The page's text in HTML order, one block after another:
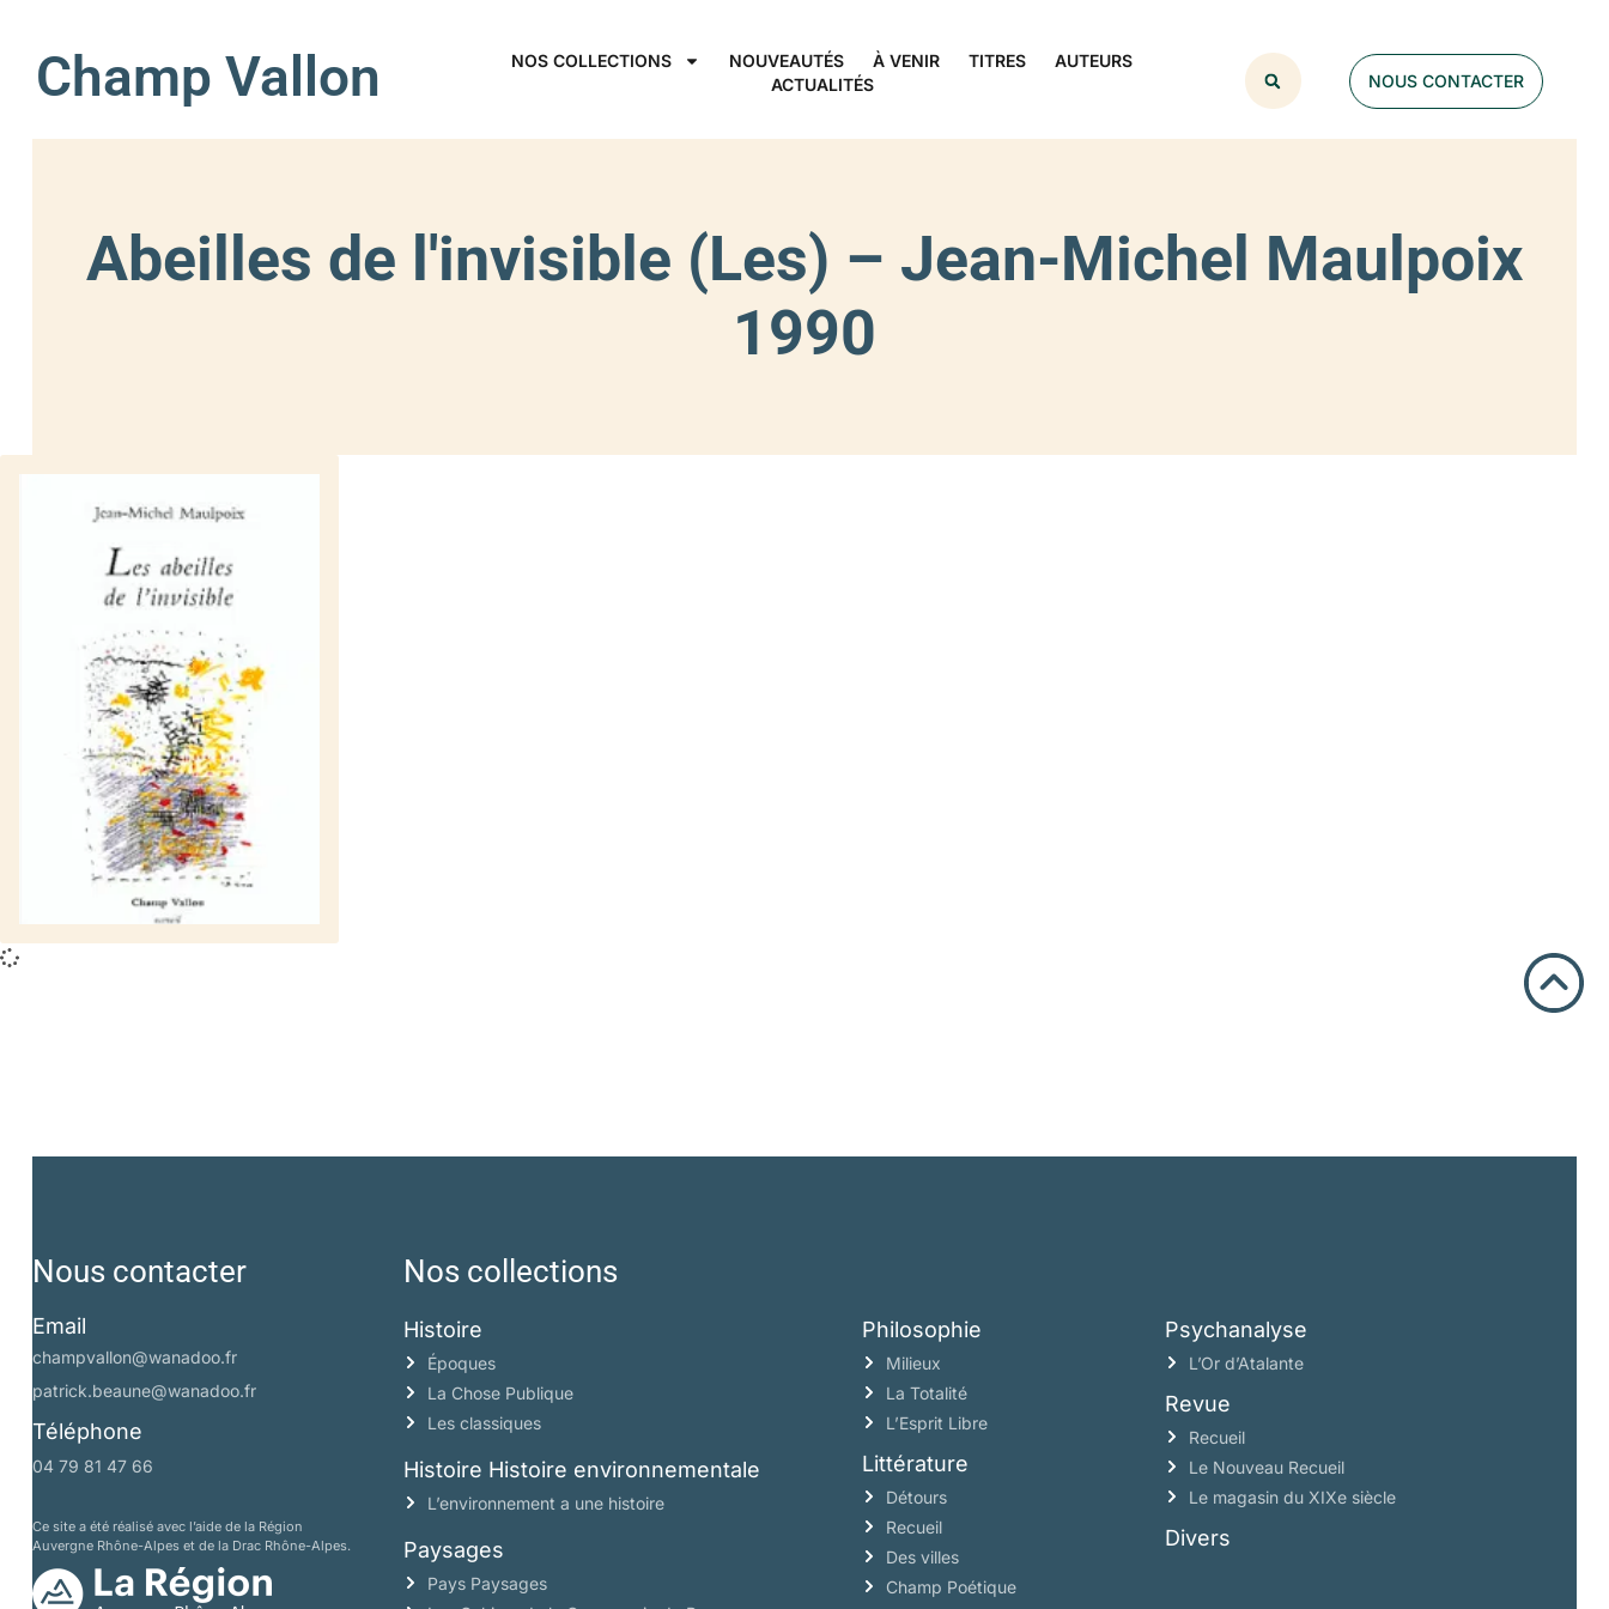
Champ Vallon NOS COLLECTIONS NOUVEAUTÉS À VENIR TITRES
AUTEURS
ACTUALITÉS
NOUS CONTACTER
Abeilles de l'invisible (Les) – Jean-Michel Maulpoix
1990
Nous contacter
Email
champvallon@wanadoo.fr
patrick.beaune@wanadoo.fr
Téléphone
04 79 81 47 66
Ce site a été réalisé avec l’aide de la Région
Auvergne Rhône-Alpes et de la Drac Rhône-Alpes.
Nos collections
Histoire
Époques
La Chose Publique
Les classiques
Histoire Histoire environnementale
L’environnement a une histoire
Paysages
Pays Paysages
Philosophie
Milieux
La Totalité
L’Esprit Libre
Littérature
Détours
Recueil
Des villes
Champ Poétique
Psychanalyse
L’Or d’Atalante
Revue
Recueil
Le Nouveau Recueil
Le magasin du XIXe siècle
Divers